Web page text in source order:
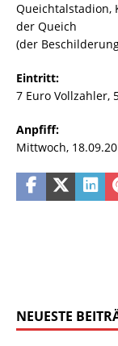
Queichtalstadion,
der Queich
(der
Eintritt:
7 Euro Vollzahler,
Anpfiff:
Mittwoch,
NEUESTE